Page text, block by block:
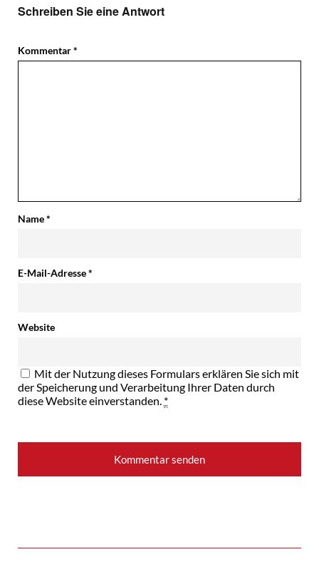
Schreiben Sie eine Antwort
Kommentar*
Name*
E-Mail-Adresse*
Website
Mit der Nutzung dieses Formulars erklären Sie sich mit
der Speicherung und Verarbeitung Ihrer Daten durch
diese Website einverstanden. *